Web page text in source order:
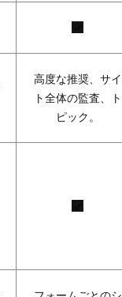
高度な推奨、サイ
ト全体の監査、ト
ピック。